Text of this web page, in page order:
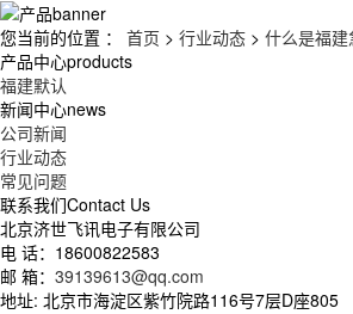
您当前的位置 ： 首页 > 行业动态 > 什么是福
产品中心products
福建默认
新闻中心news
公司新闻
行业动态
常见问题
联系我们Contact Us
北京济世飞讯电子有限公司
电 话：18600822583
邮 箱： 39139613@qq.com
地址: 北京市海淀区紫竹院路116号7层D座805